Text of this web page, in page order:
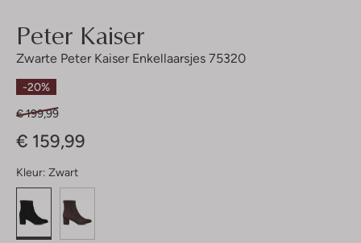
Peter Kaiser
Zwarte Peter Kaiser Enkellaarsjes 75320
-20%
€ 199,99
€ 159,99
Kleur: Zwart